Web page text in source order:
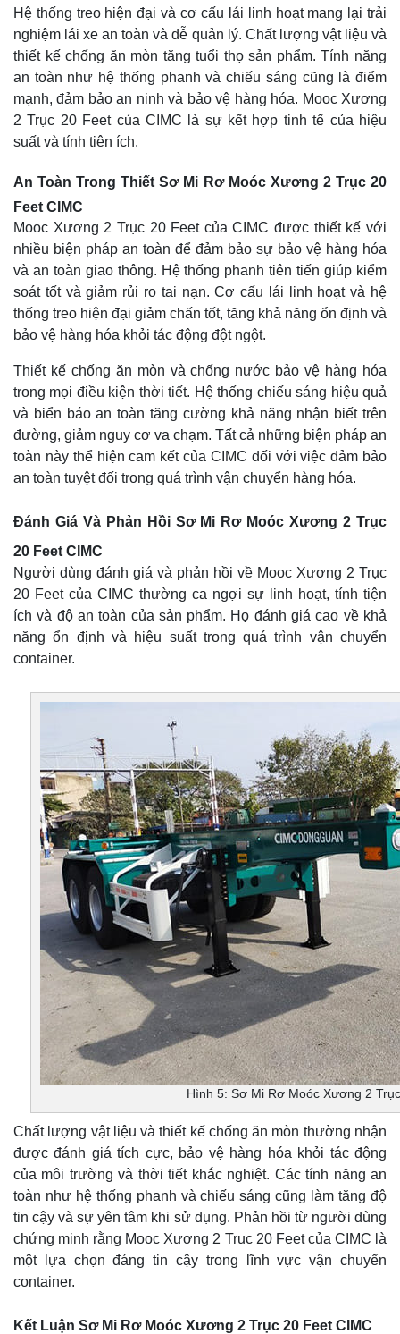
Hệ thống treo hiện đại và cơ cấu lái linh hoạt mang lại trải
nghiệm lái xe an toàn và dễ quản lý. Chất lượng vật liệu và
thiết kế chống ăn mòn tăng tuổi thọ sản phẩm. Tính năng
an toàn như hệ thống phanh và chiếu sáng cũng là điểm
mạnh, đảm bảo an ninh và bảo vệ hàng hóa. Mooc Xương
2 Trục 20 Feet của CIMC là sự kết hợp tinh tế của hiệu
suất và tính tiện ích.
An Toàn Trong Thiết Sơ Mi Rơ Moóc Xương 2 Trục 20
Feet CIMC
Mooc Xương 2 Trục 20 Feet của CIMC được thiết kế với
nhiều biện pháp an toàn để đảm bảo sự bảo vệ hàng hóa
và an toàn giao thông. Hệ thống phanh tiên tiến giúp kiểm
soát tốt và giảm rủi ro tai nạn. Cơ cấu lái linh hoạt và hệ
thống treo hiện đại giảm chấn tốt, tăng khả năng ổn định và
bảo vệ hàng hóa khỏi tác động đột ngột.
Thiết kế chống ăn mòn và chống nước bảo vệ hàng hóa
trong mọi điều kiện thời tiết. Hệ thống chiếu sáng hiệu quả
và biển báo an toàn tăng cường khả năng nhận biết trên
đường, giảm nguy cơ va chạm. Tất cả những biện pháp an
toàn này thể hiện cam kết của CIMC đối với việc đảm bảo
an toàn tuyệt đối trong quá trình vận chuyển hàng hóa.
Đánh Giá Và Phản Hồi Sơ Mi Rơ Moóc Xương 2 Trục
20 Feet CIMC
Người dùng đánh giá và phản hồi về Mooc Xương 2 Trục
20 Feet của CIMC thường ca ngợi sự linh hoạt, tính tiện
ích và độ an toàn của sản phẩm. Họ đánh giá cao về khả
năng ổn định và hiệu suất trong quá trình vận chuyển
container.
Hình 5: Sơ Mi Rơ Moóc Xương 2
Chất lượng vật liệu và thiết kế chống ăn mòn thường nhận
được đánh giá tích cực, bảo vệ hàng hóa khỏi tác động
của môi trường và thời tiết khắc nghiệt. Các tính năng an
toàn như hệ thống phanh và chiếu sáng cũng làm tăng độ
tin cậy và sự yên tâm khi sử dụng. Phản hồi từ người dùng
chứng minh rằng Mooc Xương 2 Trục 20 Feet của CIMC là
một lựa chọn đáng tin cậy trong lĩnh vực vận chuyển
container.
Kết Luận Sơ Mi Rơ Moóc Xương 2 Trục 20 Feet CIMC